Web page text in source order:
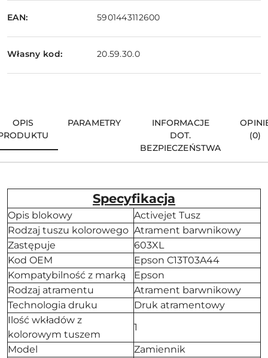
EAN: 5901443112600
Własny kod: 20.59.30.0
OPIS
PARAMETRY
INFORMACJE
DOT.
BEZPIECZEŃSTWA
(0)
Specyfikacja
Opis blokowy
Activejet Tusz
Rodzaj tuszu kolorowego Atrament barwnikowy
Zastępuje
603XL
Kod OEM
Epson C13T03A44
Kompatybilność z marką
Epson
Rodzaj atramentu
Atrament barwnikowy
Technologia druku
Druk atramentowy
Ilość wkładów z
kolorowym tuszem
1
Model
Zamiennik